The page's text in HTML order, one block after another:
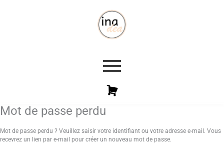
Mot de passe perdu
Mot de passe perdu ? Veuillez saisir votre identifiant ou votre adresse e-mail. Vous
recevrez un lien par e-mail pour créer un nouveau mot de passe.
Obligatoire